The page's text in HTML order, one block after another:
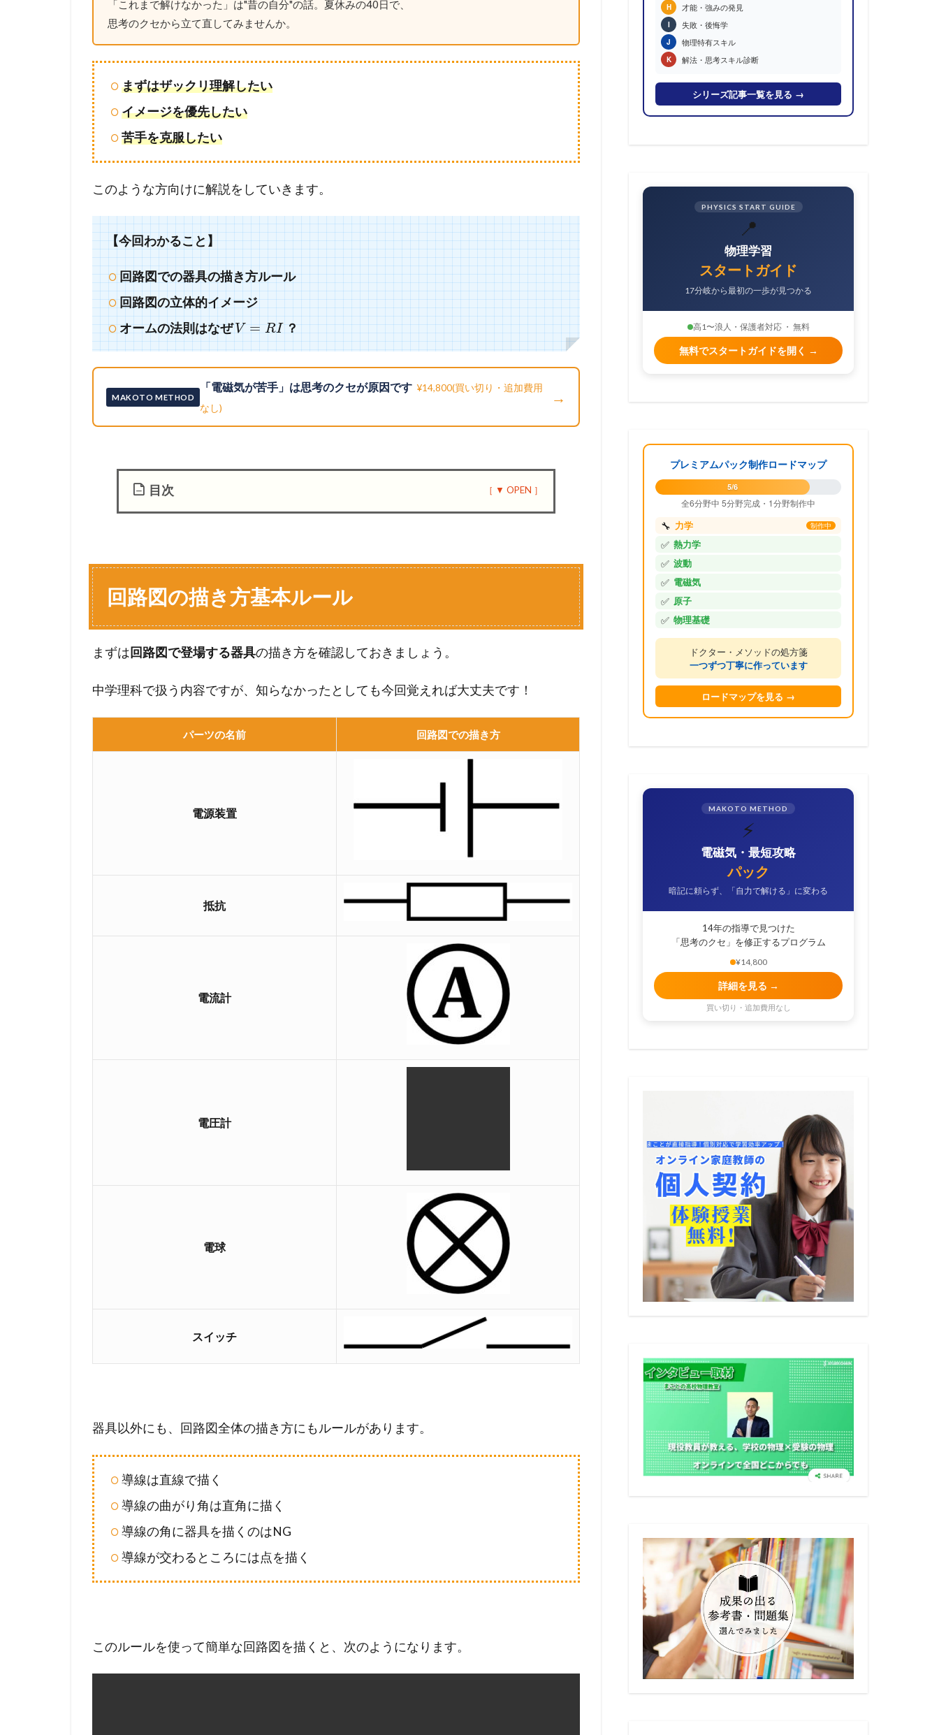
「これまで解けなかった」は"昔の自分"の話。夏休みの40日で、
思考のクセから立て直してみませんか。
まずはザックリ理解したい
イメージを優先したい
苦手を克服したい
このような方向けに解説をしていきます。
【今回わかること】
回路図での器具の描き方ルール
回路図の立体的イメージ
オームの法則はなぜV = RI？
MAKOTO METHOD
「電磁気が苦手」は思考のクセが原因です ¥14,800(買い切り・追加費用
なし)
→
目次
の
描
き
基
ル
ル
い
3.1
電
圧
V
と
？
3.2
電
RI
は
回路図の描き方基本ルール
まずは回路図で登場する器具の描き方を確認しておきましょう。
中学理科で扱う内容ですが、知らなかったとしても今回覚えれば大丈夫です！
パーツの名前 回路図での描き方
電源装置
抵抗
電流計
電圧計
電球
スイッチ
器具以外にも、回路図全体の描き方にもルールがあります。
導線は直線で描く
導線の曲がり角は直角に描く
導線の角に器具を描くのはNG
導線が交わるところには点を描く
このルールを使って簡単な回路図を描くと、次のようになります。
H 才能・強みの発見
I 失敗・後悔学
J 物理特有スキル
K 解法・思考スキル診断
シリーズ記事一覧を見る →
PHYSICS START GUIDE
📍
物理学習
スタートガイド
17分岐から最初の一歩が見つかる
高1〜浪人・保護者対応 ・ 無料
無料でスタートガイドを開く →
プレミアムパック制作ロードマップ
5/6
全6分野中 5分野完成・1分野制作中
🔧 力学 制作中
✅ 熱力学
✅ 波動
✅ 電磁気
✅ 原子
✅ 物理基礎
ドクター・メソッドの処方箋
一つずつ丁寧に作っています
ロードマップを見る →
MAKOTO METHOD
⚡
電磁気・最短攻略
パック
暗記に頼らず、「自力で解ける」に変わる
14年の指導で見つけた
「思考のクセ」を修正するプログラム
¥14,800
詳細を見る →
買い切り・追加費用なし